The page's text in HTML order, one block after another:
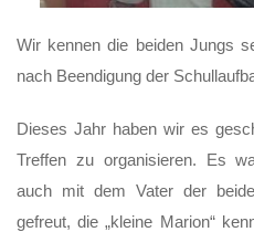
Wir kennen die beiden Jungs
nach Beendigung der
Dieses Jahr haben wir es
Treffen zu organisieren. Es
auch mit dem Vater der
gefreut, die „kleine Marion“